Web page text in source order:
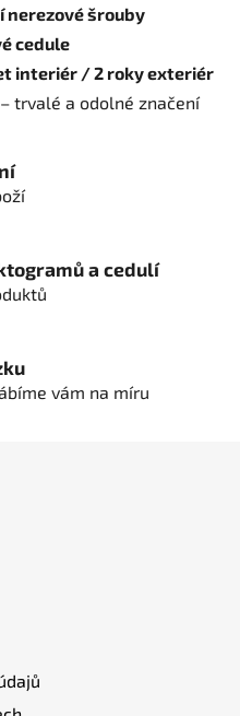
nerezové šrouby
cedule
interiér / 2 roky exteriér
trvalé a odolné značení
a cedulí
vám na míru